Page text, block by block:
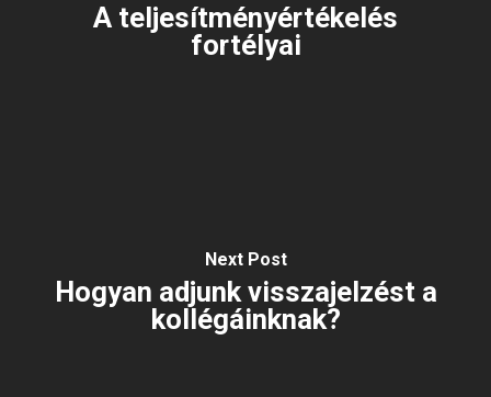
A teljesítményértékelés
fortélyai
Next Post
Hogyan adjunk visszajelzést a
kollégáinknak?